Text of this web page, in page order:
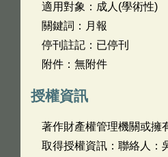
適用對象：成人(學術性)
關鍵詞：月報
停刊註記：已停刊
附件：無附件
授權資訊
著作財產權管理機關或擁
取得授權資訊：聯絡人：